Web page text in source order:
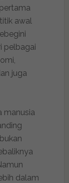
awal
pelbagai
juga
manusia
dalam